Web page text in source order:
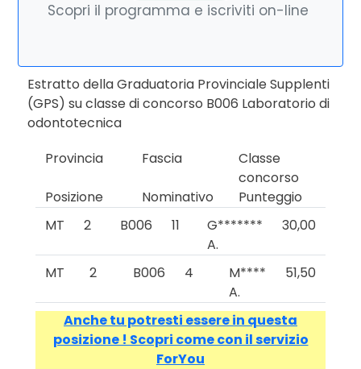
Scopri il programma e iscriviti on-line
Estratto della Graduatoria Provinciale Supplenti
(GPS) su classe di concorso B006 Laboratorio di
odontotecnica
Provincia
Fascia
Classe
concorso
Posizione
Nominativo
Punteggio
MT
2 B006 11
G*******
A.
30,00
MT 2 B006 4
M****
A.
51,50
Anche tu potresti essere in questa
posizione ! Scopri come con il servizio
ForYou